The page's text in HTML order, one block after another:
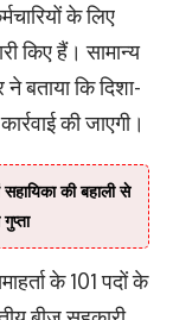
के लिए
किए हैं। सामान्य
बताया कि दिशा-
की जाएगी।
की बहाली से
के 101 पदों के